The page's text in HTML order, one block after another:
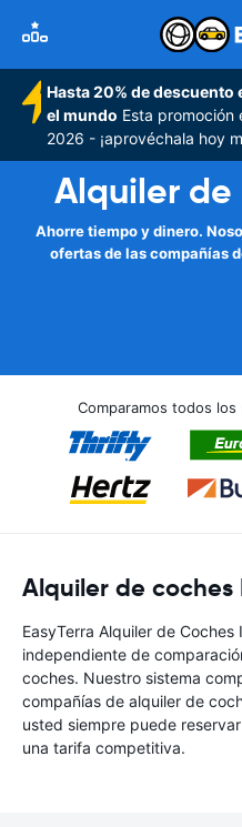
Hasta 20% de descuento
el mundo Esta promoción
2026 - ¡aprovéchala hoy
Alquiler de
Ahorre tiempo y dinero.
ofertas de las compañías
Comparamos todos
Alquiler de coches
EasyTerra Alquiler de
independiente de
coches. Nuestro sistema
compañías de alquiler de
usted siempre puede
una tarifa competitiva.